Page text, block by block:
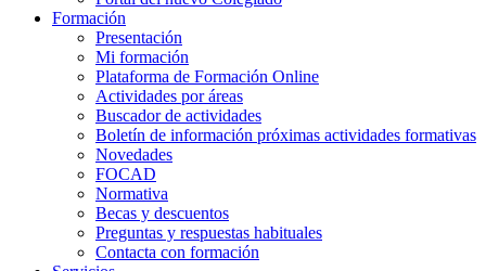
Formación
Presentación
Mi formación
Plataforma de Formación Online
Actividades por áreas
Buscador de actividades
Boletín de información próximas actividades formativas
Novedades
FOCAD
Normativa
Becas y descuentos
Preguntas y respuestas habituales
Contacta con formación